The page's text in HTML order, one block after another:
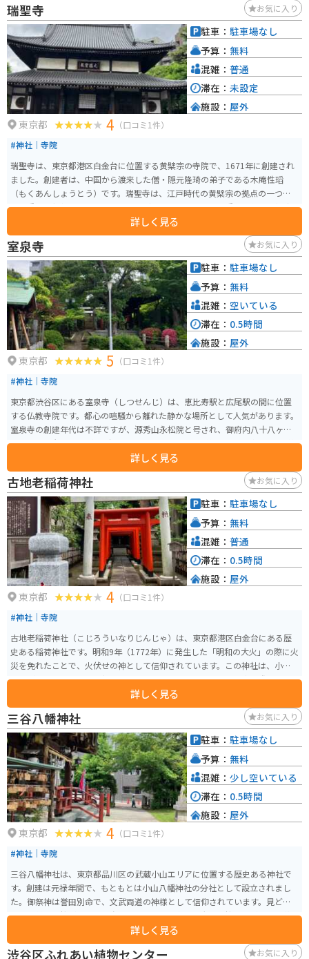
瑞聖寺 お気に入り
東京都 4 （口コミ1件）
#神社｜寺院
瑞聖寺は、東京都港区白金台に位置する黄檗宗の寺院で、1671年に創建され
ました。創建者は、中国から渡来した僧・隠元隆琦の弟子である木庵性瑫
（もくあんしょうとう）です。瑞聖寺は、江戸時代の黄檗宗の拠点の一つと
して重要な役割を果たしました。見どころの一つは、国の重要文化財に指定
されている「大雄宝殿」です。大雄宝殿は、中国風の建築様式が特徴で、独
特の風格を持つ美しい建物です。また、境内には「山手七福神巡り」の一つ
である布袋尊が祀られており、多くの参拝者が訪れます。 さらに、瑞聖寺の
庭園は隈研吾の設計によるもので、現代的なデザインと禅の精神が融合した
空間となっています。木々の緑と静寂に包まれたこの庭園は、都会の喧騒を
忘れさせる癒しの場所です。
詳しく見る
駐車： 駐車場なし
予算： 無料
混雑： 普通
滞在： 未設定
施設： 屋外
室泉寺 お気に入り
東京都 5 （口コミ1件）
#神社｜寺院
東京都渋谷区にある室泉寺（しつせんじ）は、恵比寿駅と広尾駅の間に位置
する仏教寺院です。都心の喧騒から離れた静かな場所として人気があります。
室泉寺の創建年代は不詳ですが、源秀山永松院と号され、御府内八十八ヶ所
霊場7番札所です。境内は広く、手入れの行き届いた美しい庭園があり、季節
ごとに異なる風景を楽しむことができます。また、室泉寺は歴史的な価値も
高く、本堂や門などの建築物は伝統的な日本の寺院建築の美しさを感じさせ
ます。寺院では様々な宗教行事やイベントが行われています。特に春と秋の季
節には、美しい紅葉や花々が見られ、多くの観光客が訪れます。
詳しく見る
駐車： 駐車場なし
予算： 無料
混雑： 空いている
滞在： 0.5時間
施設： 屋外
古地老稲荷神社 お気に入り
東京都 4 （口コミ1件）
#神社｜寺院
古地老稲荷神社（こじろういなりじんじゃ）は、東京都港区白金台にある歴
史ある稲荷神社です。明和9年（1772年）に発生した「明和の大火」の際に火
災を免れたことで、火伏せの神として信仰されています。この神社は、小さ
いながらも地元の人々に親しまれており、特に地元の祭りや行事の際には多
ており、鳥居や社殿が美しく整えられています。また、神社の近くには八芳
園や白金氷川神社などの観光スポットもあり、散策の合間に立ち寄るのに適
した場所です。
詳しく見る
駐車： 駐車場なし
予算： 無料
混雑： 普通
滞在： 0.5時間
施設： 屋外
三谷八幡神社 お気に入り
東京都 4 （口コミ1件）
#神社｜寺院
三谷八幡神社は、東京都品川区の武蔵小山エリアに位置する歴史ある神社で
す。創建は元禄年間で、もともとは小山八幡神社の分社として設立されまし
た。御祭神は誉田別命で、文武両道の神様として信仰されています。見どこ
ろは、美しい桜が咲き誇る春の風景です。境内には大きな桜の木があり、花
見の季節には多くの参拝者が訪れます。 また、毎年9月上旬には小山八幡神社
と合同で例大祭「両社祭」が行われ、地域の活気に包まれます。神社の周囲
詳しく見る
駐車： 駐車場なし
予算： 無料
混雑： 少し空いている
滞在： 0.5時間
施設： 屋外
渋谷区ふれあい植物センター お気に入り